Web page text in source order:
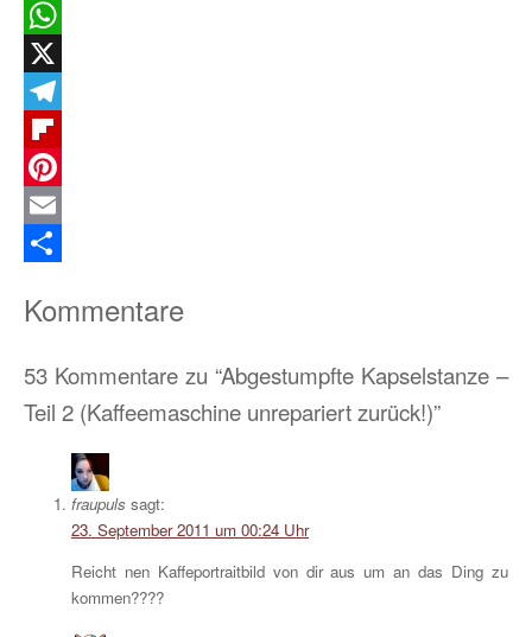
Facebook
WhatsApp
X
Telegram
Flipboard
Pinterest
Email
Kommentare
53 Kommentare zu “Abgestumpfte Kapselstanze –
Teil 2 (Kaffeemaschine unrepariert zurück!)”
fraupuls sagt:
23. September 2011 um 00:24 Uhr
Reicht nen Kaffeportraitbild von dir aus um an das Ding zu
kommen????